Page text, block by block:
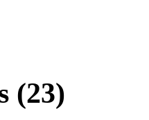
(23)